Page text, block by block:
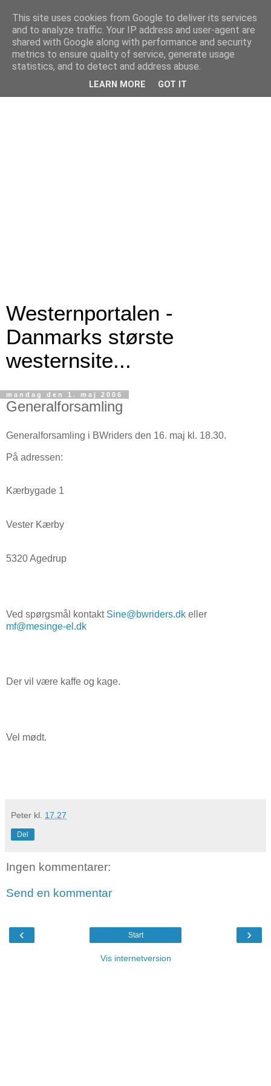
Westernportalen -
Danmarks største
westernsite...
mandag den 1. maj 2006
Generalforsamling
Generalforsamling i BWriders den 16. maj kl. 18.30.
På adressen:
Kærbygade 1
Vester Kærby
5320 Agedrup
Ved spørgsmål kontakt Sine@bwriders.dk eller
mf@mesinge-el.dk
Der vil være kaffe og kage.
Vel mødt.
Peter kl. 17.27
Del
Ingen kommentarer:
Send en kommentar
‹ ›
Start
Vis internetversion
This site uses cookies from Google to deliver its services
and to analyze traffic. Your IP address and user-agent are
shared with Google along with performance and security
metrics to ensure quality of service, generate usage
statistics, and to detect and address abuse.
LEARN MORE GOT IT